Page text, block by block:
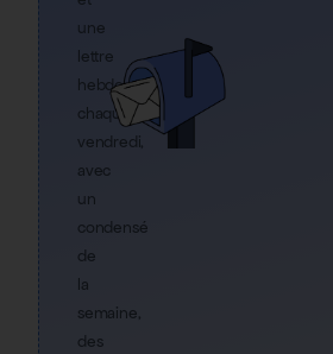
une
lettre
hebdo
chaque
vendredi,
avec
un
condensé
de
la
semaine,
des